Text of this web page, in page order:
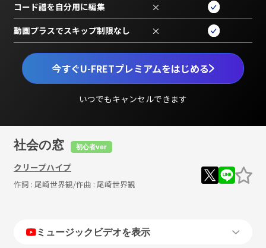
今すぐU-FRETプレミアムをはじめる
いつでもキャンセルできます
コード譜を自分用に編集 ×
動画プラスでスキップ制限なし ×
社会の窓 初心者ver
クリープハイプ
作詞 : 尾崎世界観/作曲 : 尾崎世界観
ミュージックビデオを表示